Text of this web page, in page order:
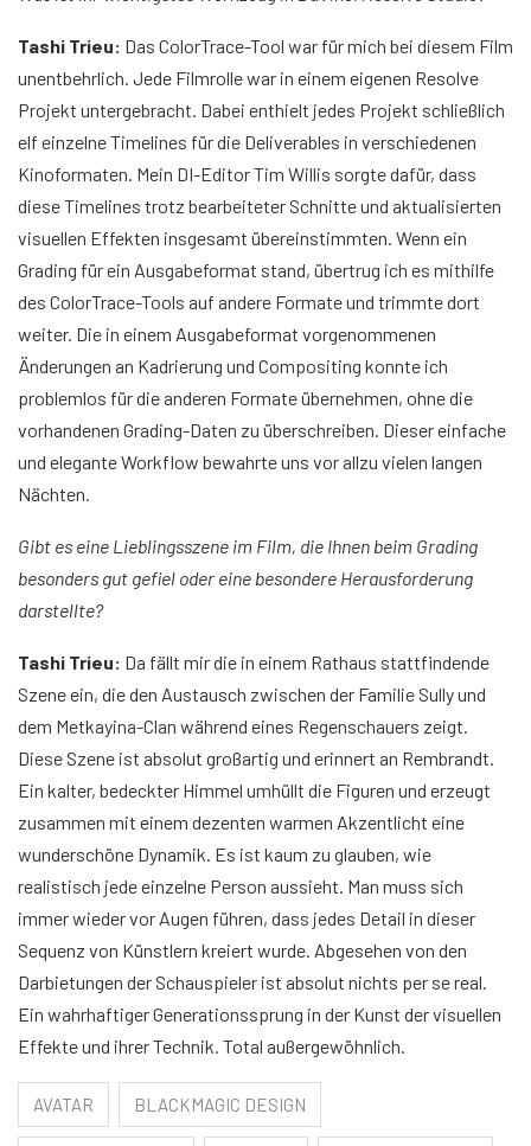
Tashi Trieu: Das ColorTrace-Tool war für mich bei diesem Film
unentbehrlich. Jede Filmrolle war in einem eigenen Resolve
Projekt untergebracht. Dabei enthielt jedes Projekt schließlich
elf einzelne Timelines für die Deliverables in verschiedenen
Kinoformaten. Mein DI-Editor Tim Willis sorgte dafür, dass
diese Timelines trotz bearbeiteter Schnitte und aktualisierten
visuellen Effekten insgesamt übereinstimmten. Wenn ein
Grading für ein Ausgabeformat stand, übertrug ich es mithilfe
des ColorTrace-Tools auf andere Formate und trimmte dort
weiter. Die in einem Ausgabeformat vorgenommenen
Änderungen an Kadrierung und Compositing konnte ich
problemlos für die anderen Formate übernehmen, ohne die
vorhandenen Grading-Daten zu überschreiben. Dieser einfache
und elegante Workflow bewahrte uns vor allzu vielen langen
Nächten.
Gibt es eine Lieblingsszene im Film, die Ihnen beim Grading
besonders gut gefiel oder eine besondere Herausforderung
darstellte?
Tashi Trieu: Da fällt mir die in einem Rathaus stattfindende
Szene ein, die den Austausch zwischen der Familie Sully und
dem Metkayina-Clan während eines Regenschauers zeigt.
Diese Szene ist absolut großartig und erinnert an Rembrandt.
Ein kalter, bedeckter Himmel umhüllt die Figuren und erzeugt
zusammen mit einem dezenten warmen Akzentlicht eine
wunderschöne Dynamik. Es ist kaum zu glauben, wie
realistisch jede einzelne Person aussieht. Man muss sich
immer wieder vor Augen führen, dass jedes Detail in dieser
Sequenz von Künstlern kreiert wurde. Abgesehen von den
Darbietungen der Schauspieler ist absolut nichts per se real.
Ein wahrhaftiger Generationssprung in der Kunst der visuellen
Effekte und ihrer Technik. Total außergewöhnlich.
AVATAR BLACKMAGIC DESIGN